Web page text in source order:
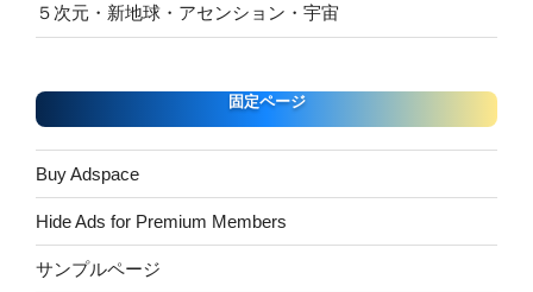
５次元・新地球・アセンション・宇宙
固定ページ
Buy Adspace
Hide Ads for Premium Members
サンプルページ